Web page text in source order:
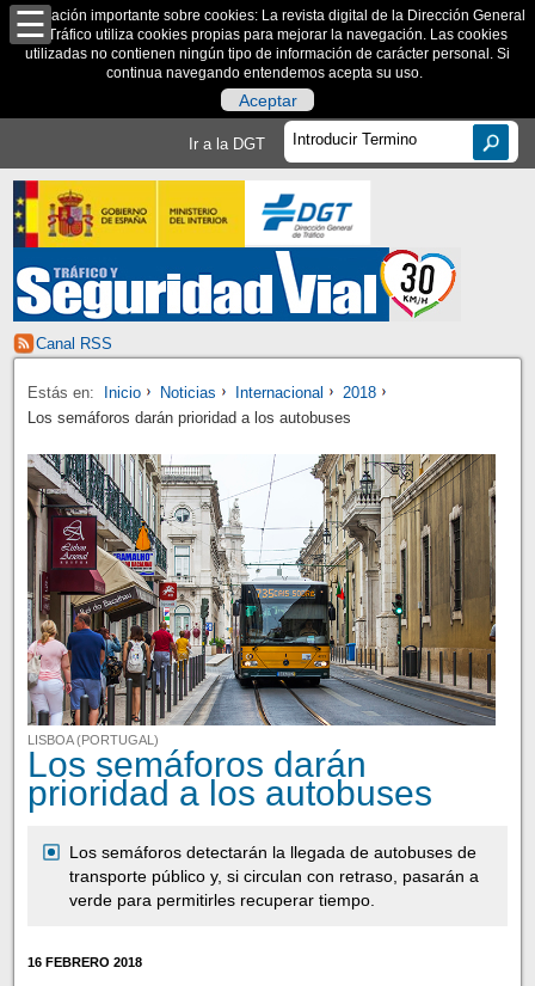
Información importante sobre cookies: La revista digital de la Dirección General
de Tráfico utiliza cookies propias para mejorar la navegación. Las cookies
utilizadas no contienen ningún tipo de información de carácter personal. Si
continua navegando entendemos acepta su uso.
Aceptar
Ir a la DGT
Canal RSS
Estás en: Inicio Noticias Internacional
2018
Los semáforos darán prioridad a los autobuses
LISBOA (PORTUGAL)
Los semáforos darán
prioridad a los autobuses
Los semáforos detectarán la llegada de autobuses de
transporte público y, si circulan con retraso, pasarán a
verde para permitirles recuperar tiempo.
16 FEBRERO 2018